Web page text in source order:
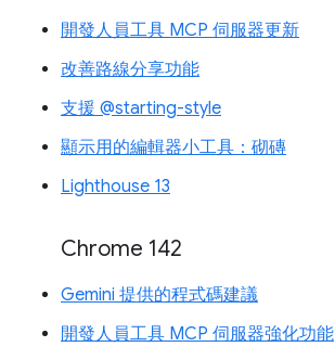
開發人員工具 MCP 伺服器更新
改善路線分享功能
支援 @starting-style
顯示用的編輯器小工具：砌磚
Lighthouse 13
Chrome 142
Gemini 提供的程式碼建議
開發人員工具 MCP 伺服器強化功能